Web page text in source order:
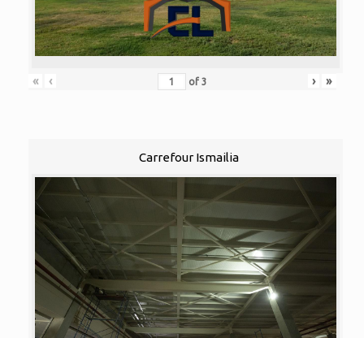
« ‹ of 3 › »
Carrefour Ismailia